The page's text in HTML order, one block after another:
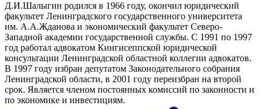
Д.И.Шалыгин родился в 1966 году, окончил юридический
факультет Ленинградского государственного университета
им. А.А.Жданова и экономический факультет Северо-
Западной академии государственной службы. С 1991 по 1997
год работал адвокатом Кингисеппской юридической
консультации Ленинградской областной коллегии адвокатов.
В 1997 году избран депутатом Законодательного собрания
Ленинградской области, в 2001 году переизбран на второй
срок. Является членом постоянных комиссий по законности и
по экономике и инвестициям.